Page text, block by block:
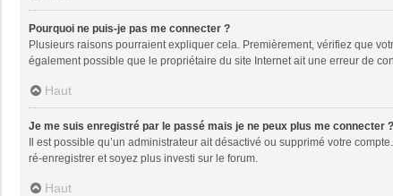
Pourquoi ne puis-je pas me connecter ?
Plusieurs raisons pourraient expliquer cela. Premièrement, vérifiez que
également possible que le propriétaire du site Internet ait une erreur de
Haut
Je me suis enregistré par le passé mais je ne peux plus me connecter
Il est possible qu’un administrateur ait désactivé ou supprimé votre
ré-enregistrer et soyez plus investi sur le forum.
Haut